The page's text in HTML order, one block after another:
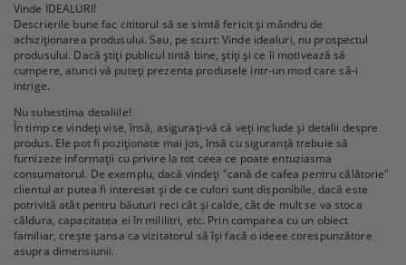
Vinde IDEALURI!
Descrierile bune fac cititorul să se simtă fericit și mândru de
achiziționarea produsului. Sau, pe scurt: Vinde idealuri, nu prospectul
produsului. Dacă știți publicul tintă bine, știți și ce îi motivează să
cumpere, atunci vă puteți prezenta produsele intr-un mod care să-i
intrige.
Nu subestima detaliile!
În timp ce vindeți vise, însă, asigurați-vă că veți include și detalii despre
produs. Ele pot fi poziționate mai jos, însă cu siguranță trebuie să
furnizeze informații cu privire la tot ceea ce poate entuziasma
consumatorul. De exemplu, dacă vindeți "cană de cafea pentru călătorie"
clientul ar putea fi interesat și de ce culori sunt disponibile, dacă este
potrivită atât pentru băuturi reci cât și calde, cât de mult se va stoca
căldura, capacitatea ei în mililitri, etc. Prin comparea cu un obiect
familiar, crește șansa ca vizitatorul să își facă o ideee corespunzătore
asupra dimensiunii.